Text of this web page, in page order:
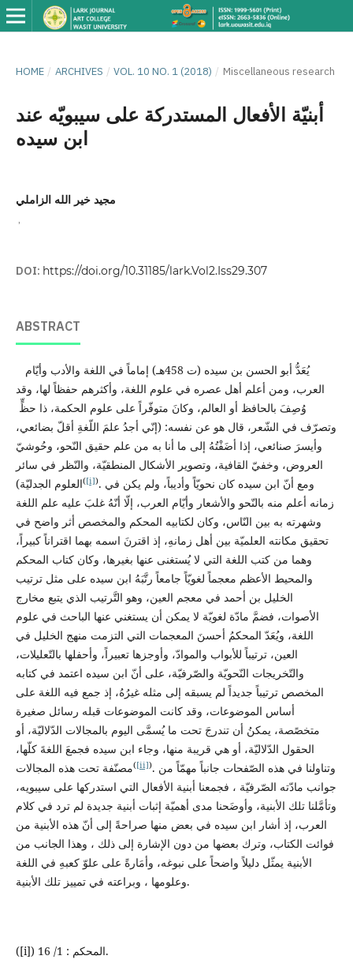
HOME / ARCHIVES / VOL. 10 NO. 1 (2018) / Miscellaneous research
أبنيّة الأفعال المستدركة على سيبويّه عند
ابن سيده
مجيد خير الله الزاملي
DOI: https://doi.org/10.31185/lark.Vol2.Iss29.307
ABSTRACT
العرب، ومن أعلم أهل عصره في علوم اللغة، وأكثرهم حفظاً لها، وقد
وُصِفَ بالحافظ أو العالم، وكانَ متوفّراً على علوم الحكمة، ذا حظٍّ
وتصرّف في الشّعر، قال هو عن نفسه: (إنّي أجدُ علمَ اللّغةِ أقلّ بضائعي،
وأيسرَ صنائعي، إذا أضَفْتُهُ إلى ما أنا به من علم حقيق النّحو، وحُوشيّ
العروض، وخفيّ القافية، وتصوير الأشكال المنطقيّة، والنّظر في سائر
العلوم الجدليّة)([i]). ومع أنّ ابن سيده كان نحويّاً وأديباً، ولم يكن في
زمانه أعلم منه بالنّحو والأشعار وأيّام العرب، إلّا أنّهُ غلبَ عليه علم اللغة
وشهرته به بين النّاس، وكان لكتابيه المحكم والمخصص أثر واضح في
تحقيق مكانته العلميّة بين أهل زمانهِ، إذ اقترنَ اسمه بهما اقتراناً كبيراً،
وهما من كتب اللغة التي لا يُستغنى عنها بغيرها، وكان كتاب المحكم
والمحيط الأعظم معجماً لغويّاً جامعاً رتَّبَهُ ابن سيده على مثل ترتيب
الخليل بن أحمد في معجم العين، وهو التَّرتيب الذي يتبع مخارج
الأصوات، فضمَّ مادّة لغويّة لا يمكن أن يستغني عنها الباحث في علوم
اللغة، ويُعَدّ المحكمُ أحسنَ المعجمات التي التزمت منهج الخليل في
العين، ترتيباً للأبواب والموادّ، وأوجزها تعبيراً، وأحفلها بالتّعليلات،
والتّخريجات النّحويّة والصّرفيّة، على أنّ ابن سيده اعتمد في كتابه
المخصص ترتيباً جديداً لم يسبقه إلى مثله غيرُهُ، إذ جمع فيه اللغة على
أساس الموضوعات، وقد كانت الموضوعات قبله رسائل صغيرة
متخصًصة، يمكنُ أن تندرجَ تحت ما يُسمَّى اليوم بالمجالات الدّلاليّة، أو
الحقول الدّلاليّة، أو هي قريبة منها، وجاء ابن سيده فجمعَ اللغةَ كلّها،
مصنّفة تحت هذه المجالات([ii]). وتناولنا في هذه الصّفحات جانباً مهمّاً من
جوانب مادّته الصّرفيّة ، فجمعنا أبنية الأفعال التي استدركها على سيبويه،
وتأمَّلنا تلك الأبنية، وأوضَحنا مدى أهميّة إثبات أبنية جديدة لم ترد في كلام
العرب، إذ أشار ابن سيده في بعض منها صراحةً إلى أنّ هذه الأبنية من
فوائت الكتاب، وترك بعضها من دون الإشارة إلى ذلك ، وهذا الجانب من
الأبنية يمثّل دليلاً واضحاً على نبوغه، وأمَارةً على علوّ كعبهِ في اللغة
وعلومها ، وبراعته في تمييز تلك الأبنية.
([i]) المحكم : 1/ 16.